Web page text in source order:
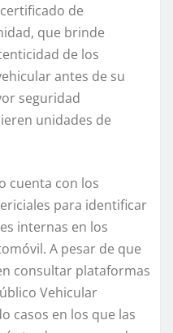
de
que brinde
de los
antes de su
seguridad
unidades de
cuenta con los
para identificar
internas en los
A pesar de que
consultar plataformas
Vehicular
casos en los que las